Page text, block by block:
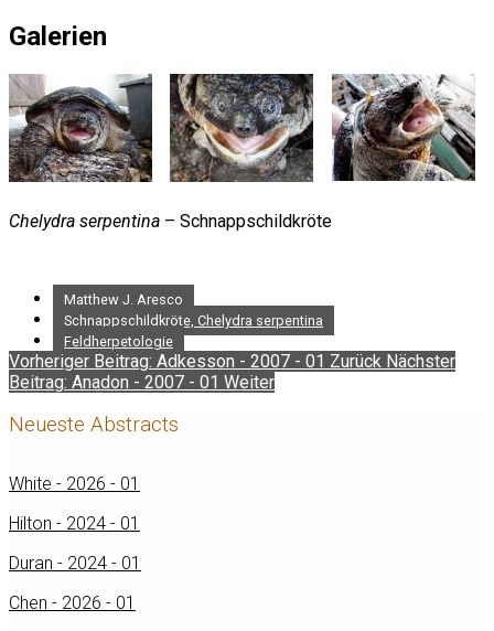
Galerien
Chelydra serpentina – Schnappschildkröte
Matthew J. Aresco
Schnappschildkröte, Chelydra serpentina
Feldherpetologie
Vorheriger Beitrag: Adkesson - 2007 - 01 Zurück Nächster
Beitrag: Anadon - 2007 - 01 Weiter
Neueste Abstracts
White - 2026 - 01
Hilton - 2024 - 01
Duran - 2024 - 01
Chen - 2026 - 01